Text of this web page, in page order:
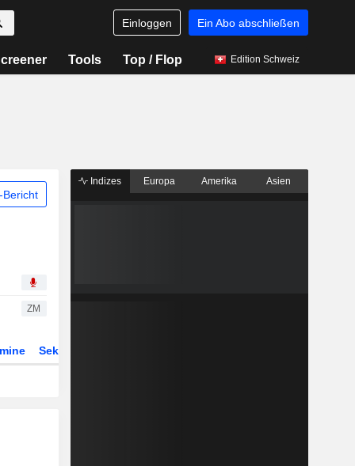
Einloggen Ein Abo abschließen
Tools Top / Flop Edition Schweiz
Bericht
ZM
Sektor
Indizes Europa Amerika Asien